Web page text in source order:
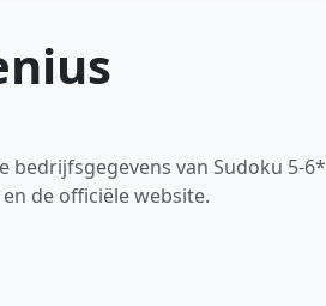
bedrijfsgegevens van Sudoku 5-
de officiële website.